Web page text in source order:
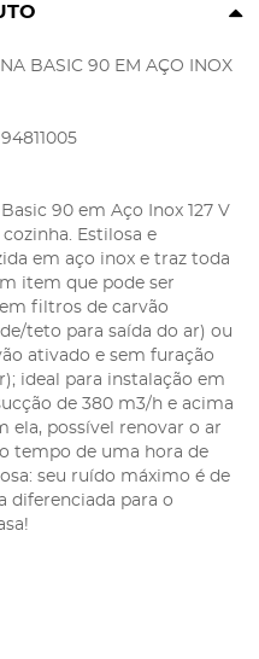
BASIC 90 EM AÇO INOX
90 em Aço Inox 127 V
Estilosa e
em aço inox e traz toda
item que pode ser
filtros de carvão
teto para saída do ar) ou
ativado e sem furação
ideal para instalação em
de 380 m3/h e acima
ela, possível renovar o ar
tempo de uma hora de
seu ruído máximo é de
diferenciada para o